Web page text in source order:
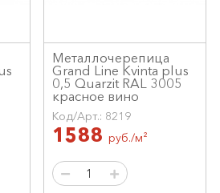
Металлочерепица
Grand Line Kvinta plus
0,5 Quarzit RAL 3005
красное вино
Код/Арт.: 8219
1588 руб./м²